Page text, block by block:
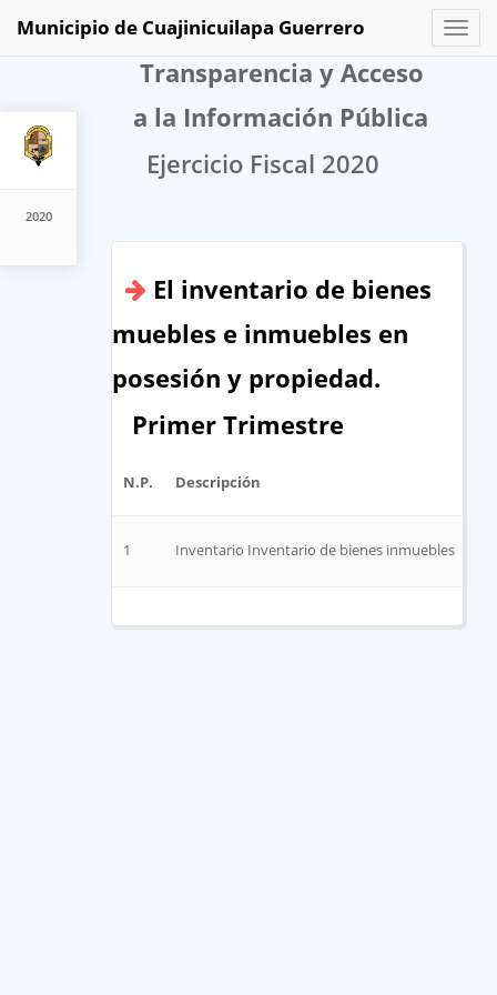
2020
Toggle
Municipio de Cuajinicuilapa Guerrero
Transparencia y Acceso
a la Información Pública
Ejercicio Fiscal 2020
El inventario de bienes
muebles e inmuebles en
posesión y propiedad.
Primer Trimestre
N.P. Descripción
1 Inventario Inventario de bienes inmuebles